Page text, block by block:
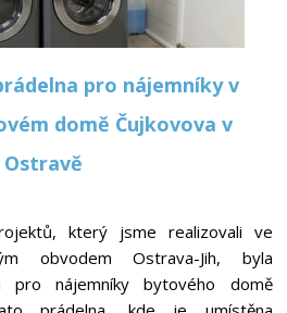
pro nájemníky v
domě Čujkovova v
Ostravě
který jsme realizovali ve
obvodem Ostrava-Jih, byla
pro nájemníky bytového domě